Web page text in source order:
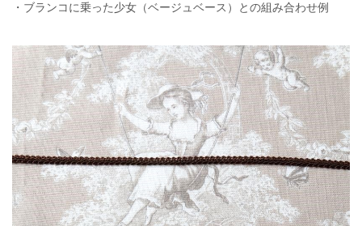
・ブランコに乗った少女（ベージュベース）との組み合わせ例